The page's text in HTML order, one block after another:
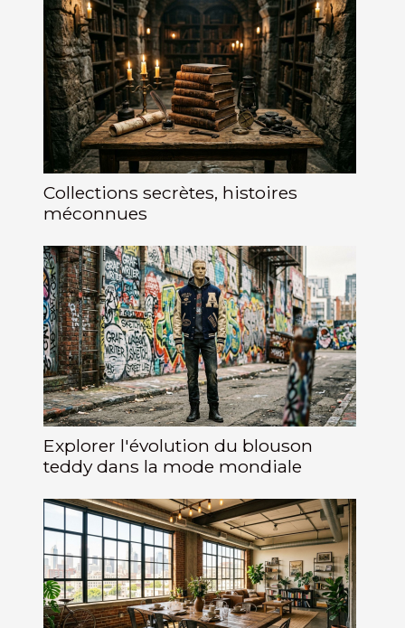
Collections secrètes, histoires
méconnues
Explorer l'évolution du blouson
teddy dans la mode mondiale